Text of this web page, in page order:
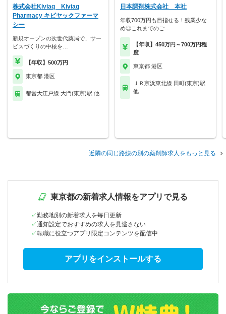
株式会社Kiviaq Kiviaq
Pharmacy キビヤックファーマ
シー
新規オープンの次世代薬局で、サー
ビスづくりの中核を…
【年収】500万円
東京都 港区
都営大江戸線 大門(東京)駅 他
日本調剤株式会社 本社
年収700万円も目指せる！残業少な
め◎これまでのご…
【年収】450万円～700万円程
度
東京都 港区
ＪＲ京浜東北線 田町(東京)駅
他
近隣の同じ路線の別の薬剤師求人をもっと見る
東京都の新着求人情報をアプリで見る
勤務地別の新着求人を毎日更新
通知設定でおすすめの求人を見逃さない
転職に役立つアプリ限定コンテンツを配信中
アプリをインストールする